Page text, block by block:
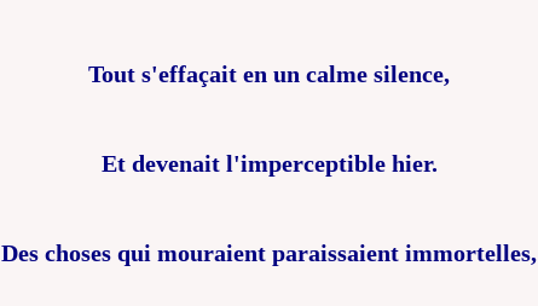
Tout s'effaçait en un calme silence,
Et devenait l'imperceptible hier.
Des choses qui mouraient paraissaient immortelles,